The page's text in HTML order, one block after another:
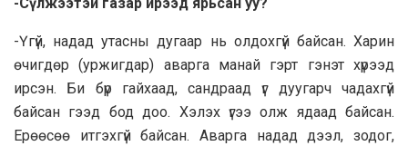
-Үгүй, надад утасны дугаар нь олдохгүй байсан. Харин
өчигдөр (уржигдар) аварга манай гэрт гэнэт хүрээд
ирсэн. Би бүр гайхаад, сандраад үг дуугарч чадахгүй
байсан гээд бод доо. Хэлэх үгээ олж ядаад байсан.
Ерөөсөө итгэхгүй байсан. Аварга надад дээл, зодог,